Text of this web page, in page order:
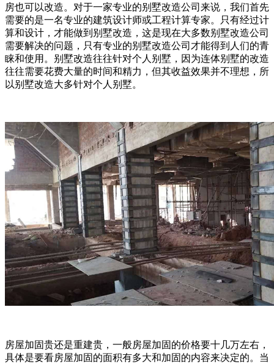
房也可以改造。对于一家专业的别墅改造公司来说，我们首先
需要的是一名专业的建筑设计师或工程计算专家。只有经过计
算和设计，才能做到别墅改造，这是现在大多数别墅改造公司
需要解决的问题，只有专业的别墅改造公司才能得到人们的青
睐和使用。别墅改造往往针对个人别墅，因为连体别墅的改造
往往需要花费大量的时间和精力，但其收益效果并不理想，所
以别墅改造大多针对个人别墅。
房屋加固贵还是重建贵，一般房屋加固的价格要十几万左右，
具体是要看房屋加固的面积有多大和加固的内容来决定的。当